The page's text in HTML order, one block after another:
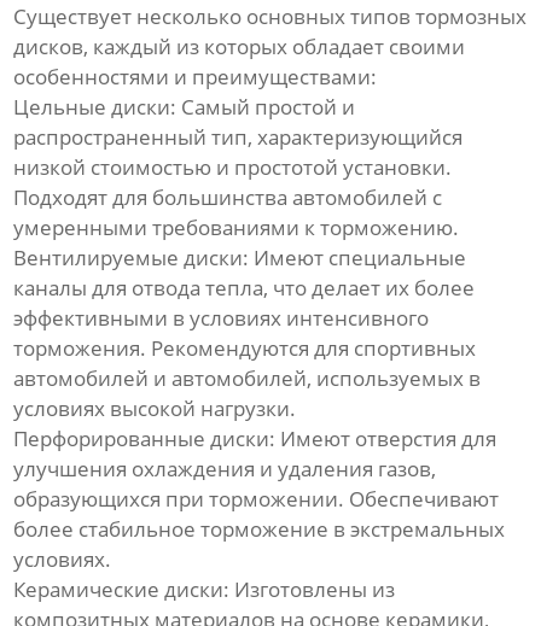
Существует несколько основных типовтормозных
дисков, каждый из которых обладает своими
особенностями и преимуществами:
Цельные диски: Самый простой и
распространенный тип, характеризующийся
низкой стоимостью и простотой установки.
Подходят для большинства автомобилей с
умеренными требованиями к торможению.
Вентилируемые диски: Имеют специальные
каналы для отвода тепла, что делает их более
эффективными в условиях интенсивного
торможения. Рекомендуются для спортивных
автомобилей и автомобилей, используемых в
условиях высокой нагрузки.
Перфорированные диски: Имеют отверстия для
улучшения охлаждения и удаления газов,
образующихся при торможении. Обеспечивают
более стабильное торможение в экстремальных
условиях.
Керамические диски: Изготовлены из
композитных материалов на основе керамики,